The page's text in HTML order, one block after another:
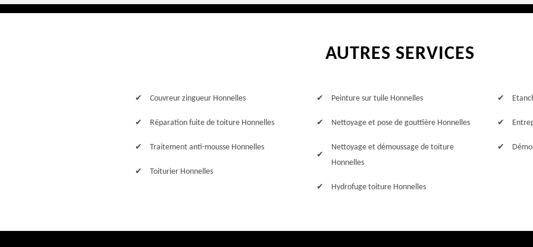
AUTRES SERVICES
Couvreur zingueur Honnelles
Réparation fuite de toiture Honnelles
Traitement anti-mousse Honnelles
Toiturier Honnelles
Peinture sur tuile Honnelles
Nettoyage et pose de gouttière Honnelles
Nettoyage et démoussage de toiture
Honnelles
Hydrofuge toiture Honnelles